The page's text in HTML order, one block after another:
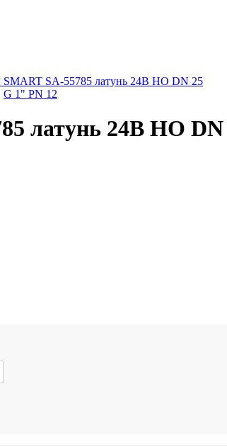
латунь 24В НО